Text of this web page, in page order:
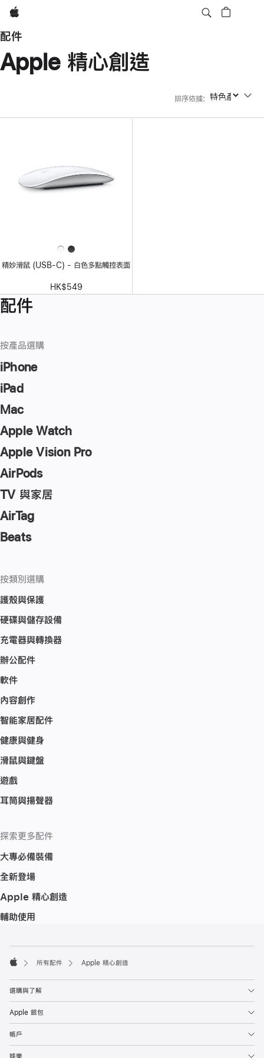
Apple
配件
Apple 精心創造
排序依據: 排序依據
精妙滑鼠 (USB-C) - 白色多點觸控表面
HK$549
配件
按產品選購
iPhone
iPad
Mac
Apple Watch
Apple Vision Pro
AirPods
TV 與家居
AirTag
Beats
按類別選購
護殼與保護
硬碟與儲存設備
充電器與轉換器
辦公配件
軟件
內容創作
智能家居配件
健康與健身
滑鼠與鍵盤
遊戲
耳筒與揚聲器
探索更多配件
大專必備裝備
全新登場
Apple 精心創造
輔助使用
腳
所有配件 Apple 精心創造
選購與了解
Apple 銀包
帳戶
娛樂